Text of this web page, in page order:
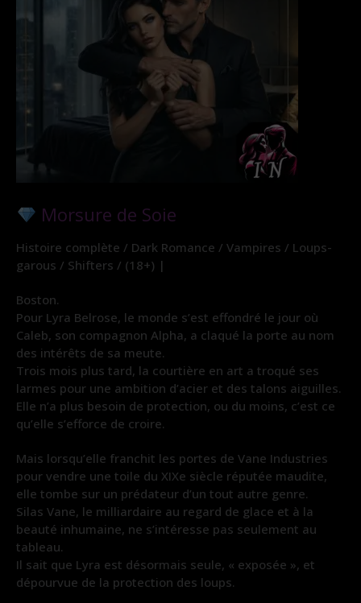
Morsure de Soie
Histoire complète / Dark Romance / Vampires / Loups-
garous / Shifters / (18+) |
Boston.
Pour Lyra Belrose, le monde s’est effondré le jour où
Caleb, son compagnon Alpha, a claqué la porte au nom
des intérêts de sa meute.
Trois mois plus tard, la courtière en art a troqué ses
larmes pour une ambition d’acier et des talons aiguilles.
Elle n’a plus besoin de protection, ou du moins, c’est ce
qu’elle s’efforce de croire.
Mais lorsqu’elle franchit les portes de Vane Industries
pour vendre une toile du XIXe siècle réputée maudite,
elle tombe sur un prédateur d’un tout autre genre.
Silas Vane, le milliardaire au regard de glace et à la
beauté inhumaine, ne s’intéresse pas seulement au
tableau.
Il sait que Lyra est désormais seule, « exposée », et
dépourvue de la protection des loups.